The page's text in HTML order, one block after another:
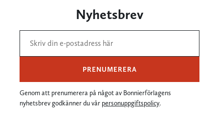
Nyhetsbrev
PRENUMERERA
Genom att prenumerera på något av Bonnierförlagens
nyhetsbrev godkänner du vår personuppgiftspolicy.